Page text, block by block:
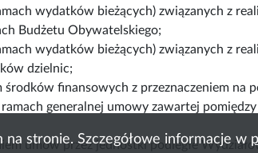
stronie. Szczegółowe informacje w
wydatków bieżących) związanych z
Budżetu Obywatelskiego;
wydatków bieżących) związanych z
dzielnic;
środków finansowych z przeznaczeniem na
generalnej umowy zawartej
umów przez jednostki podległe